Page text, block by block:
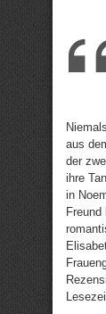
aus
der
ihre
in